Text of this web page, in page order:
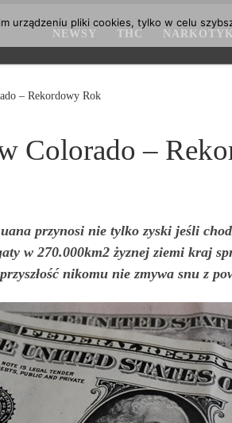
NEWSY THC
– Rekordowy Rok
Colorado –
przynosi nie tylko zyski jeśli
w 270.000km2 żyznej ziemi kraj
nikomu nie zmywa snu z
urządzeniu pliki cookies, tylko w celu